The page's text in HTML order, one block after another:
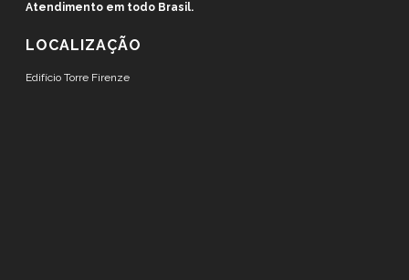
Atendimento em todo Brasil.
LOCALIZAÇÃO
Edifício Torre Firenze